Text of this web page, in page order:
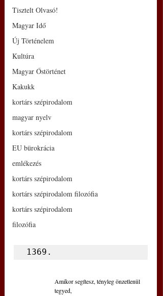
Tisztelt Olvasó!
Magyar Idő
Új Történelem
Kultúra
Magyar Őstörténet
Kakukk
kortárs szépirodalom
magyar nyelv
kortárs szépirodalom
EU bürokrácia
emlékezés
kortárs szépirodalom
kortárs szépirodalom filozófia
kortárs szépirodalom
filozófia
1369.
Amikor segítesz, tényleg önzetlenül
tegyed,